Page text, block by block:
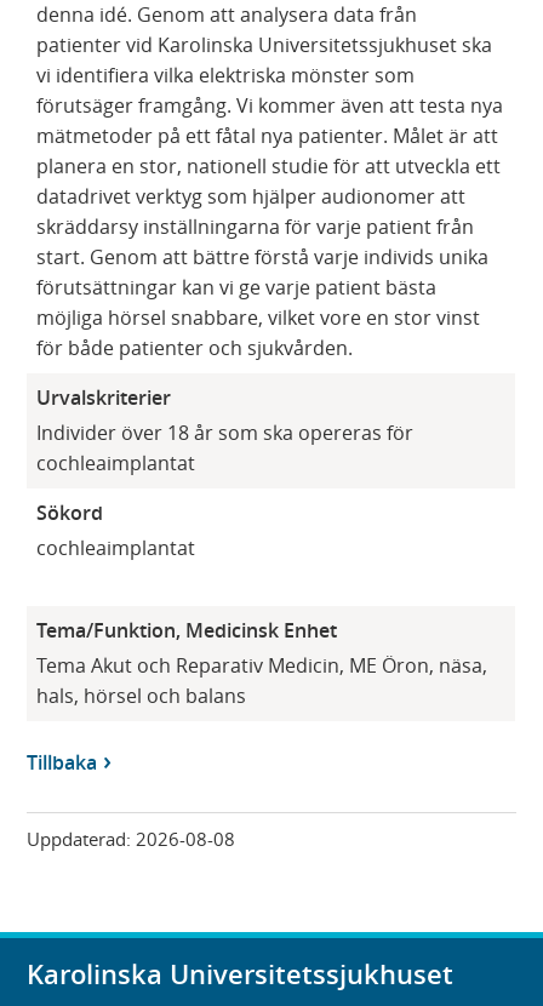
denna idé. Genom att analysera data från
patienter vid Karolinska Universitetssjukhuset ska
vi identifiera vilka elektriska mönster som
förutsäger framgång. Vi kommer även att testa nya
mätmetoder på ett fåtal nya patienter. Målet är att
planera en stor, nationell studie för att utveckla ett
datadrivet verktyg som hjälper audionomer att
skräddarsy inställningarna för varje patient från
start. Genom att bättre förstå varje individs unika
förutsättningar kan vi ge varje patient bästa
möjliga hörsel snabbare, vilket vore en stor vinst
för både patienter och sjukvården.
Urvalskriterier
Individer över 18 år som ska opereras för
cochleaimplantat
Sökord
cochleaimplantat
Tema/Funktion, Medicinsk Enhet
Tema Akut och Reparativ Medicin, ME Öron, näsa,
hals, hörsel och balans
Tillbaka
Uppdaterad:2026-08-08
Karolinska Universitetssjukhuset